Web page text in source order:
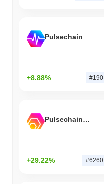
Pulsechain
+8.88% #190
Pulsechain Bridged HEX (Pulsechain)
+29.22% #6260